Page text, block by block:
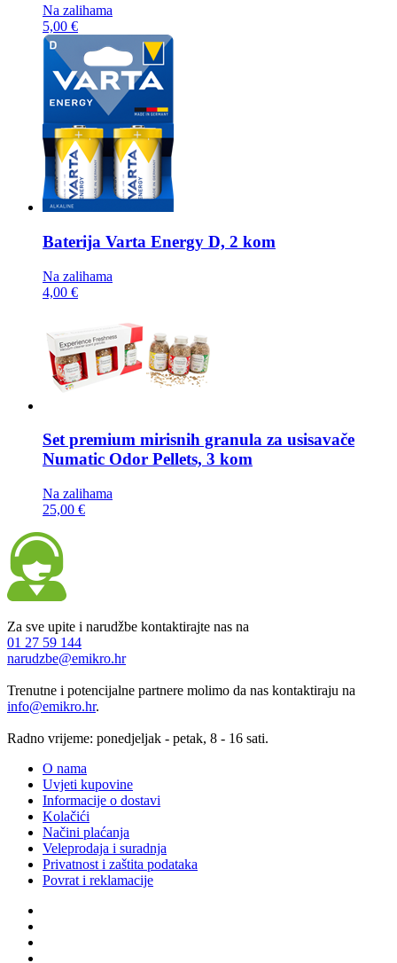
Na zalihama
5,00 €
Baterija Varta Energy D, 2 kom
Na zalihama
4,00 €
Set premium mirisnih granula za usisavače
Numatic Odor Pellets, 3 kom
Na zalihama
25,00 €
Za sve upite i narudžbe kontaktirajte nas na
01 27 59 144
narudzbe@emikro.hr
Trenutne i potencijalne partnere molimo da nas kontaktiraju na
info@emikro.hr.
Radno vrijeme: ponedjeljak - petak, 8 - 16 sati.
O nama
Uvjeti kupovine
Informacije o dostavi
Kolačići
Načini plaćanja
Veleprodaja i suradnja
Privatnost i zaštita podataka
Povrat i reklamacije